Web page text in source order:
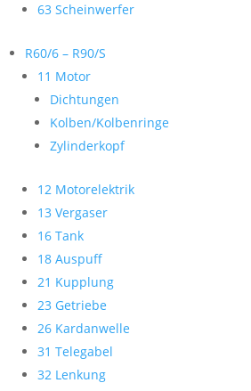
63 Scheinwerfer
R60/6 – R90/S
11 Motor
Dichtungen
Kolben/Kolbenringe
Zylinderkopf
12 Motorelektrik
13 Vergaser
16 Tank
18 Auspuff
21 Kupplung
23 Getriebe
26 Kardanwelle
31 Telegabel
32 Lenkung